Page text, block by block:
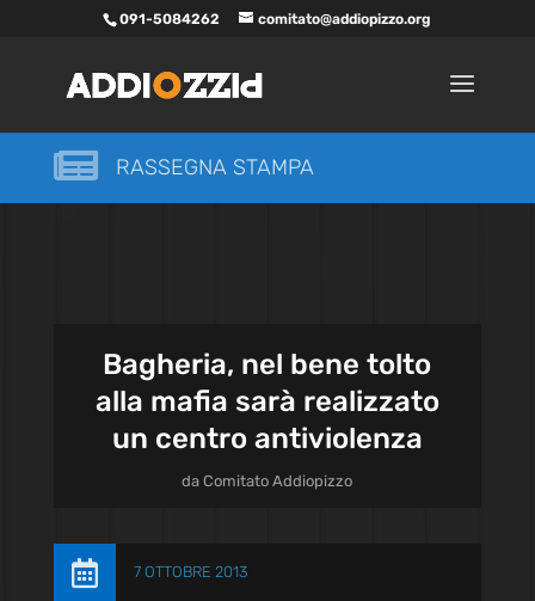
091-5084262 comitato@addiopizzo.org
 RASSEGNA STAMPA
Bagheria, nel bene tolto
alla mafia sarà realizzato
un centro antiviolenza
daComitato Addiopizzo
 7 OTTOBRE 2013